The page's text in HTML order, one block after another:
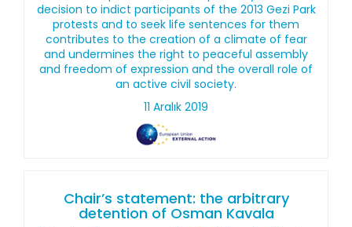
decision to indict participants of the 2013 Gezi Park
protests and to seek life sentences for them
contributes to the creation of a climate of fear
and undermines the right to peaceful assembly
and freedom of expression and the overall role of
an active civil society.
11 Aralık 2019
Chair’s statement: the arbitrary
detention of Osman Kavala